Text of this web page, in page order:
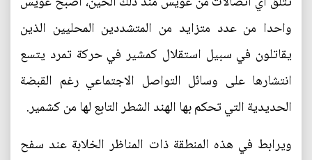
واحدا من عدد متزايد من المتشددين المحليين الذين
يقاتلون في سبيل استقلال كمشير في حركة تمرد يتسع
انتشارها على وسائل التواصل الاجتماعي رغم القبضة
الحديدية التي تحكم بها الهند الشطر التابع لها من كشمير.
ويرابط في هذه المنطقة ذات المناظر الخلابة عند سفح